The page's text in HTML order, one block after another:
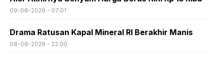
09-08-2026 - 07.01
Drama Ratusan Kapal Mineral RI Berakhir Manis
08-08-2026 - 22.00